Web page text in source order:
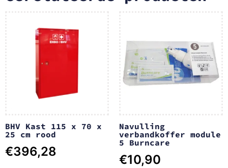
BHV Kast 115 x 70 x
25 cm rood
€396,28
Navulling
verbandkoffer module
5 Burncare
€10,90